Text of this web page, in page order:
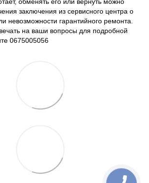
обменять его или вернуть можно
заключения из сервисного центра о
невозможности гарантийного ремонта.
на ваши вопросы для подробной
0675005056